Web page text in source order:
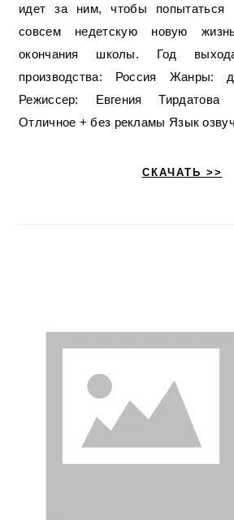
идет за ним, чтобы попытаться
совсем недетскую новую
окончания школы. Год
производства: Россия Жанры:
Режиссер: Евгения Тирдатова
Отличное + без рекламы Язык
СКАЧАТЬ >>